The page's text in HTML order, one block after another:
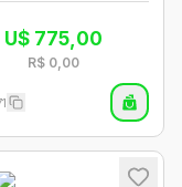
U$ 775,00
R$ 0,00